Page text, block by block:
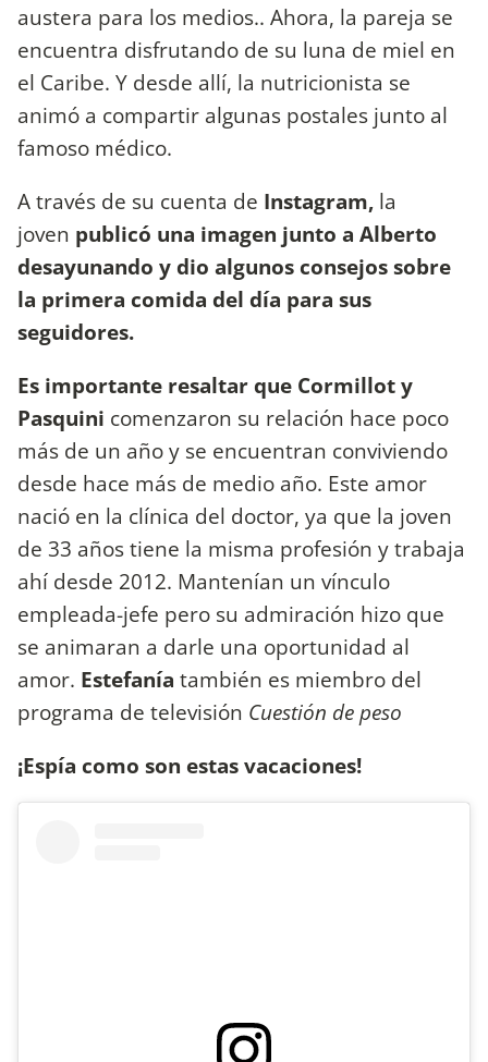
austera para los medios.. Ahora, la pareja se
encuentra disfrutando de su luna de miel en
el Caribe. Y desde allí, la nutricionista se
animó a compartir algunas postales junto al
famoso médico.
A través de su cuenta de Instagram, la
joven publicó una imagen junto a Alberto
desayunando y dio algunos consejos sobre
la primera comida del día para sus
seguidores.
Es importante resaltar que Cormillot y
Pasquini comenzaron su relación hace poco
más de un año y se encuentran conviviendo
desde hace más de medio año. Este amor
nació en la clínica del doctor, ya que la joven
de 33 años tiene la misma profesión y trabaja
ahí desde 2012. Mantenían un vínculo
empleada-jefe pero su admiración hizo que
se animaran a darle una oportunidad al
amor. Estefanía también es miembro del
programa de televisión Cuestión de peso
¡Espía como son estas vacaciones!